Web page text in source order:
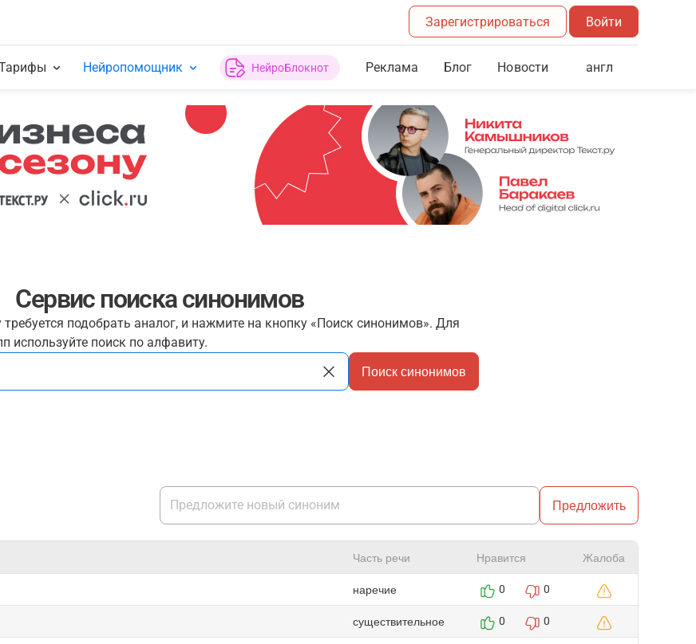
Зарегистрироваться Войти
Нейропомощник НейроБлокнот Реклама Блог Новости англ
Сервис поиска синонимов
подобрать аналог, и нажмите на кнопку «Поиск синонимов». Для
используйте поиск по алфавиту.
Поиск синонимов
Предложить
Часть речи Нравится Жалоба
наречие 0 0
существительное 0 0